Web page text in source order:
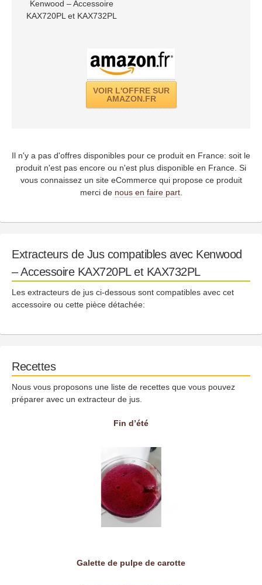
Kenwood – Accessoire
KAX720PL et KAX732PL
VOIR L'OFFRE SUR
AMAZON.FR
Il n'y a pas d'offres disponibles pour ce produit en France: soit le
produit n'est pas encore ou n'est plus disponible en France. Si
vous connaissez un site eCommerce qui propose ce produit
merci de nous en faire part.
Extracteurs de Jus compatibles avec Kenwood
– Accessoire KAX720PL et KAX732PL
Les extracteurs de jus ci-dessous sont compatibles avec cet
accessoire ou cette pièce détachée:
Recettes
Nous vous proposons une liste de recettes que vous pouvez
préparer avec un extracteur de jus.
Fin d’été
Galette de pulpe de carotte